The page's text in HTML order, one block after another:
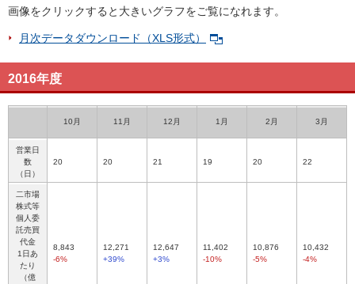
画像をクリックすると大きいグラフをご覧になれます。
月次データダウンロード（XLS形式）
2016年度
10月 11月 12月 1月 2月 3月
営業日
数
（日）
20 20 21 19 20 22
二市場
株式等
個人委
託売買
代金
1日あ
たり
（億
8,843
-6%
12,271
+39%
12,647
+3%
11,402
-10%
10,876
-5%
10,432
-4%